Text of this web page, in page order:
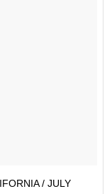
/ JULY